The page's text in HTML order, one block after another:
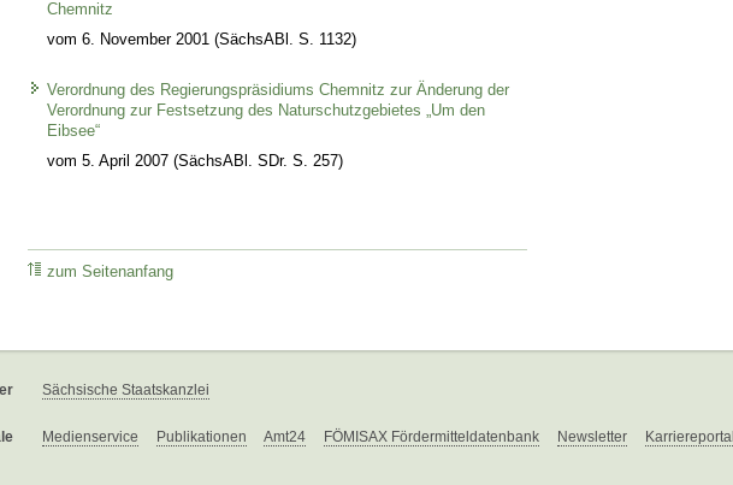
Chemnitz
vom 6. November 2001 (SächsABl. S. 1132)
Verordnung des Regierungspräsidiums Chemnitz zur Änderung der
Verordnung zur Festsetzung des Naturschutzgebietes „Um den
Eibsee“
vom 5. April 2007 (SächsABl. SDr. S. 257)
zum Seitenanfang
Sächsische Staatskanzlei
Medienservice Publikationen Amt24 FÖMISAX Fördermitteldatenbank Newsletter Karriereportal